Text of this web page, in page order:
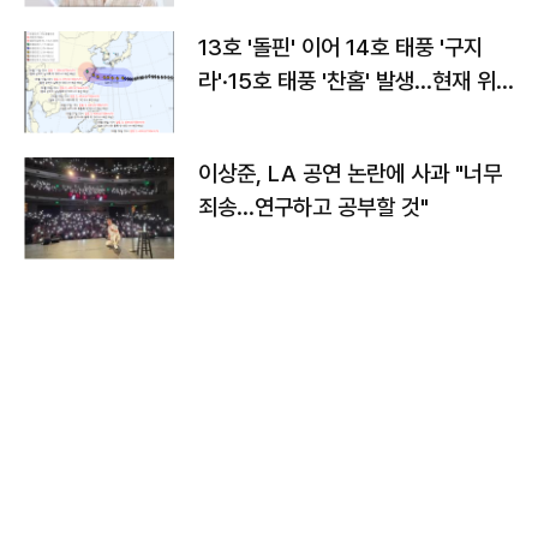
13호 '돌핀' 이어 14호 태풍 '구지
라'·15호 태풍 '찬홈' 발생…현재 위
이상준, LA 공연 논란에 사과 "너무
죄송…연구하고 공부할 것"